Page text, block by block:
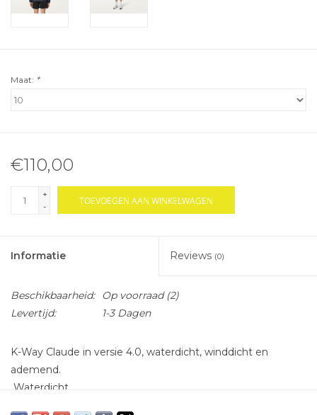
Maat: *
€110,00
+
-
TOEVOEGEN AAN WINKELWAGEN
Informatie Reviews (0)
Beschikbaarheid: Op voorraad(2)
Levertijd:
1-3 Dagen
K-Way Claude in versie 4.0, waterdicht, winddicht en
ademend.
Waterdicht